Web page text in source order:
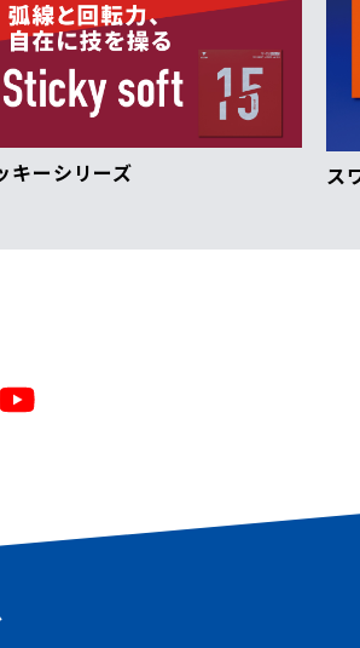
キーシリーズ ス